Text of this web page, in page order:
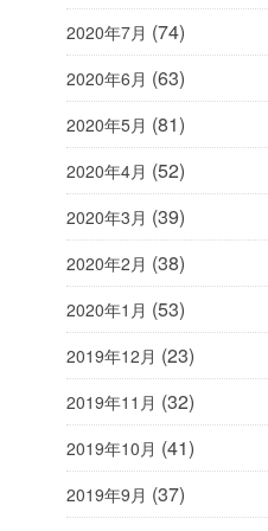
2020年7月 (74)
2020年6月 (63)
2020年5月 (81)
2020年4月 (52)
2020年3月 (39)
2020年2月 (38)
2020年1月 (53)
2019年12月 (23)
2019年11月 (32)
2019年10月 (41)
2019年9月 (37)